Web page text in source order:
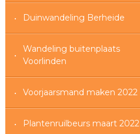
Duinwandeling Berheide
Wandeling buitenplaats
Voorlinden
Voorjaarsmand maken 2022
Plantenruilbeurs maart 2022